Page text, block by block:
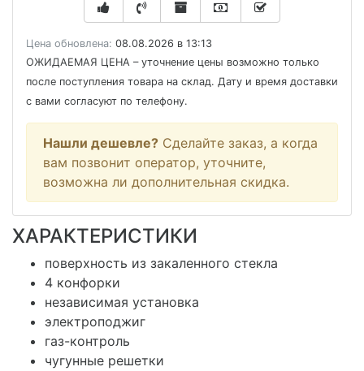
Цена обновлена: 08.08.2026 в 13:13
ОЖИДАЕМАЯ ЦЕНА – уточнение цены возможно только
после поступления товара на склад. Дату и время доставки
с вами согласуют по телефону.
Нашли дешевле? Сделайте заказ, а когда
вам позвонит оператор, уточните,
возможна ли дополнительная скидка.
ХАРАКТЕРИСТИКИ
поверхность из закаленного стекла
4 конфорки
независимая установка
электроподжиг
газ-контроль
чугунные решетки